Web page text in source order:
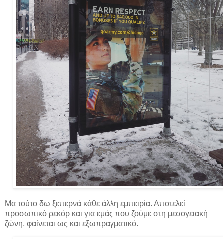
Μα τούτο δω ξεπερνά κάθε άλλη εμπειρία. Αποτελεί
προσωπικό ρεκόρ και για εμάς που ζούμε στη μεσογειακή
ζώνη, φαίνεται ως και εξωπραγματικό.